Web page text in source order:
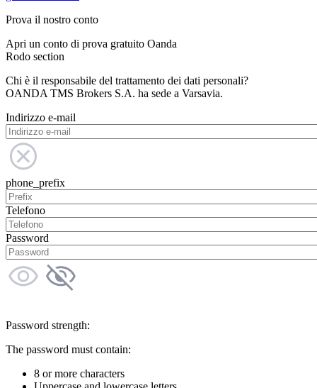
Prova il nostro conto
Apri un conto di prova gratuito Oanda
Rodo section
Chi è il responsabile del trattamento dei dati personali?
OANDA TMS Brokers S.A. ha sede a Varsavia.
Indirizzo e-mail
phone_prefix
Telefono
Password
Password strength:
The password must contain:
8 or more characters